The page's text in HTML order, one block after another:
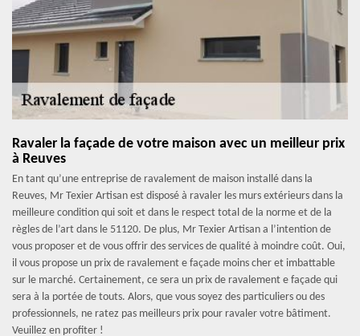
Ravaler la façade de votre maison avec un meilleur prix
à Reuves
En tant qu’une entreprise de ravalement de maison installé dans la
Reuves, Mr Texier Artisan est disposé à ravaler les murs extérieurs dans la
meilleure condition qui soit et dans le respect total de la norme et de la
règles de l’art dans le 51120. De plus, Mr Texier Artisan a l’intention de
vous proposer et de vous offrir des services de qualité à moindre coût. Oui,
il vous propose un prix de ravalement e façade moins cher et imbattable
sur le marché. Certainement, ce sera un prix de ravalement e façade qui
sera à la portée de touts. Alors, que vous soyez des particuliers ou des
professionnels, ne ratez pas meilleurs prix pour ravaler votre bâtiment.
Veuillez en profiter !